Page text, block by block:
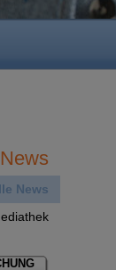
News
News